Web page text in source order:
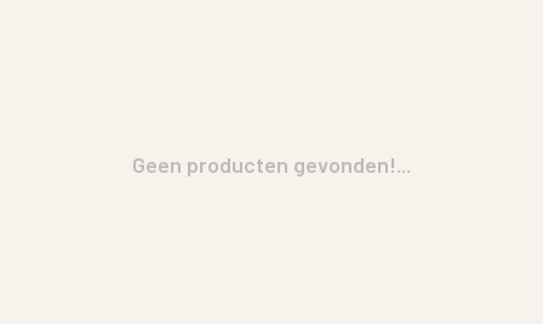
Geen producten gevonden!...